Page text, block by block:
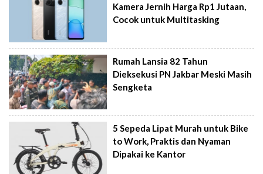
Kamera Jernih Harga Rp1 Jutaan,
Cocok untuk Multitasking
Rumah Lansia 82 Tahun
Dieksekusi PN Jakbar Meski Masih
Sengketa
5 Sepeda Lipat Murah untuk Bike
to Work, Praktis dan Nyaman
Dipakai ke Kantor